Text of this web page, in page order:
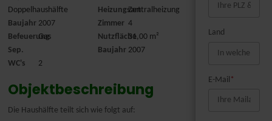
Doppelhaushälfte
HeizungsartZentralheizung
Baujahr 2007 Zimmer 4
Befeuerung
Gas Nutzfläche31,00 m²
Sep.
WC's
2
Baujahr 2007
Objektbeschreibung
Die Haushälfte teilt sich wie folgt auf:
Land
E-Mail *